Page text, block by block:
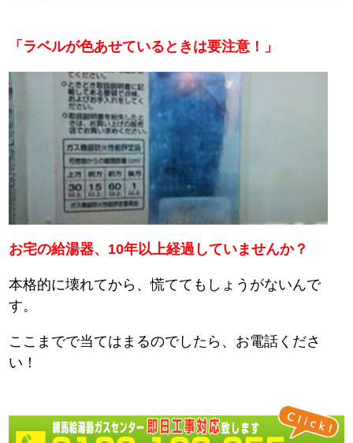
「ラベルが色あせているときは要注意！」
お宅の給湯器、10年以上経過していませんか？
本格的に壊れてから、慌ててもしょうがないんで
す。
ここまでで当てはまるのでしたら、お電話くださ
い！